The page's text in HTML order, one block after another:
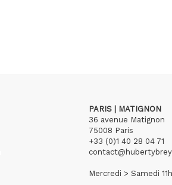
PARIS | MATIGNON
36 avenue Matignon
75008 Paris
+33 (0)1 40 28 04 71
Mercredi > Samedi